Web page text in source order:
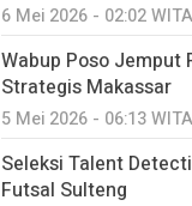
6 Mei 2026 - 02:02 WITA
Wabup Poso Jemput
Strategis Makassar
5 Mei 2026 - 06:13 WITA
Seleksi Talent
Futsal Sulteng